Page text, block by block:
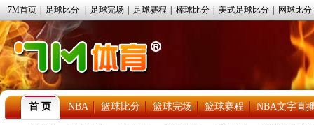
7M首页 足球比分 足球完场 足球赛程 棒球比分 美式足球比分 网球比分
首 页 NBA 篮球比分 篮球完场 篮球赛程 NBA文字直